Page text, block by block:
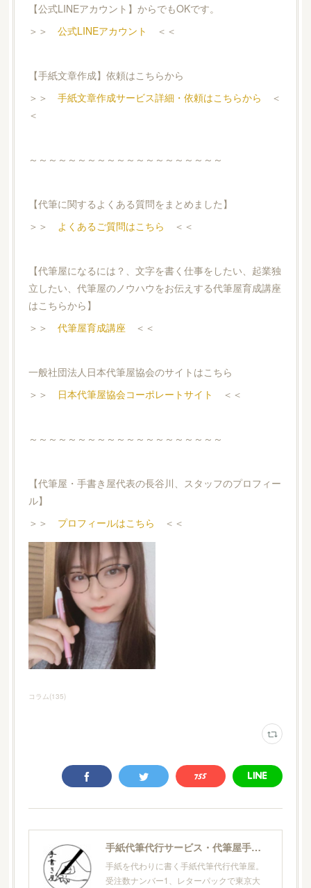
【公式LINEアカウント】からでもOKです。
＞＞ 公式LINEアカウント ＜＜
【手紙文章作成】依頼はこちらから
＞＞ 手紙文章作成サービス詳細・依頼はこちらから ＜
＜
～～～～～～～～～～～～～～～～～～～～
【代筆に関するよくある質問をまとめました】
＞＞
よくあるご質問はこちら ＜＜
【代筆屋になるには？、文字を書く仕事をしたい、起業独
立したい、代筆屋のノウハウをお伝えする代筆屋育成講座
はこちらから】
＞＞ 代筆屋育成講座 ＜＜
一般社団法人日本代筆屋協会のサイトはこちら
＞＞
日本代筆屋協会コーポレートサイト ＜＜
～～～～～～～～～～～～～～～～～～～～
【代筆屋・手書き屋代表の長谷川、スタッフのプロフィー
ル】
＞＞ プロフィールはこちら ＜＜
コラム(135)
手紙代筆代行サービス・代筆屋手書き屋®
手紙を代わりに書く手紙代筆代行代筆屋。
受注数ナンバー1、レターパックで東京大